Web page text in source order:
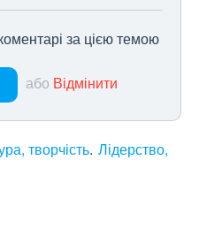
за цією темою
або Відмінити
творчість Лідерство,